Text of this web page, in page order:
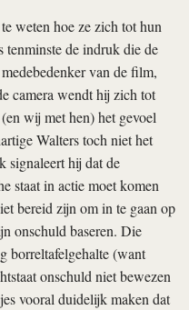
weten hoe ze zich tot hun
tenminste de indruk die de
van de film,
camera wendt hij zich tot
wij met hen) het gevoel
Walters toch niet het
signaleert hij dat de
staat in actie moet komen
bereid zijn om in te gaan op
onschuld baseren. Die
borreltafelgehalte (want
onschuld niet bewezen
vooral duidelijk maken dat